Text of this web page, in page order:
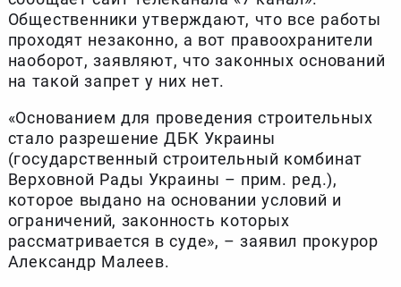
Общественники утверждают, что все работы
проходят незаконно, а вот правоохранители
наоборот, заявляют, что законных оснований
на такой запрет у них нет.
«Основанием для проведения строительных
стало разрешение ДБК Украины
(государственный строительный комбинат
Верховной Рады Украины – прим. ред.),
которое выдано на основании условий и
ограничений, законность которых
рассматривается в суде», – заявил прокурор
Александр Малеев.